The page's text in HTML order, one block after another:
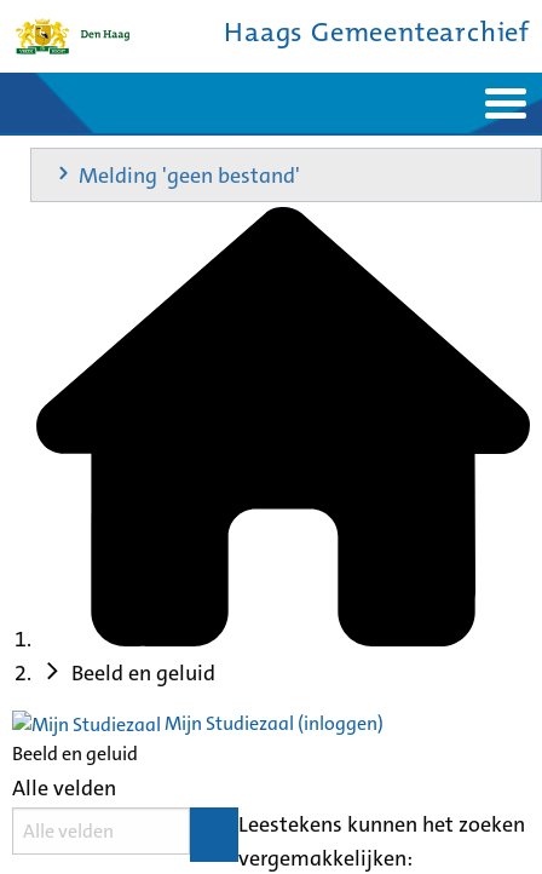
Haags Gemeentearchief
Home
Nieuws
Ontdek de stad
De studiezaal
Bronnen en collecties
Melding 'geen bestand'
Beeld en geluid
Mijn Studiezaal (inloggen)
Beeld en geluid
Alle velden
Leestekens kunnen het zoeken
vergemakkelijken: